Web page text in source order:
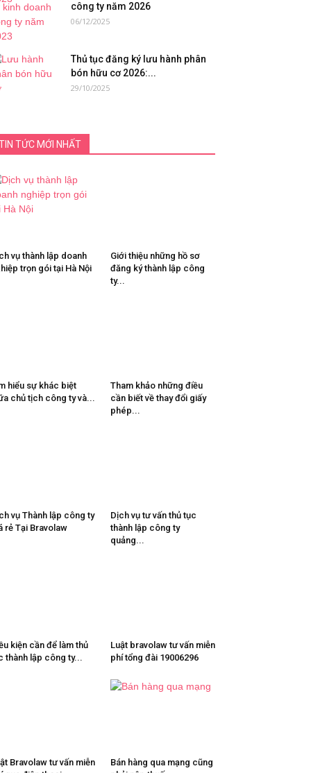
công ty năm 2026
06/12/2025
Thủ tục đăng ký lưu hành phân
bón hữu cơ 2026:...
29/10/2025
TỨC MỚI NHẤT
vụ thành lập doanh
trọn gói tại Hà Nội
Giới thiệu những hồ sơ
đăng ký thành lập công
ty...
hiểu sự khác biệt
chủ tịch công ty và...
Tham khảo những điều
cần biết về thay đổi giấy
phép...
vụ Thành lập công ty
rẻ Tại Bravolaw
Dịch vụ tư vấn thủ tục
thành lập công ty
quảng...
kiện cần để làm thủ
thành lập công ty...
Luật bravolaw tư vấn miễn
phí tổng đài 19006296
Bravolaw tư vấn miễn
Bán hàng qua mạng cũng